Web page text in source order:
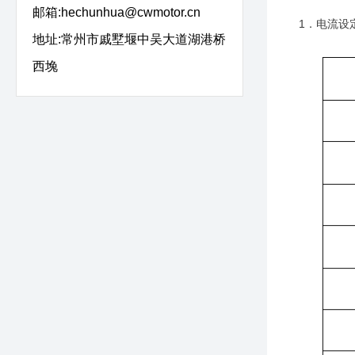
邮箱:hechunhua@cwmotor.cn
地址:常州市戚墅堰中吴大道湖港桥
西堍
1．电流设